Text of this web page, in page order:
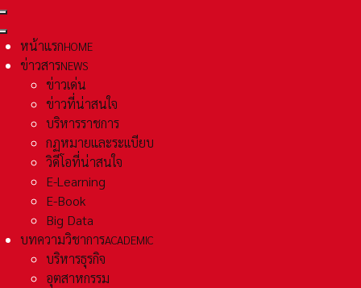
หน้าแรกHOME
ข่าวสารNEWS
ข่าวเด่น
ข่าวที่น่าสนใจ
บริหารราชการ
กฏหมายและระเเบียบ
วิดีโอที่น่าสนใจ
E-Learning
E-Book
Big Data
บทความวิชาการACADEMIC
บริหารธุรกิจ
อุตสาหกรรม